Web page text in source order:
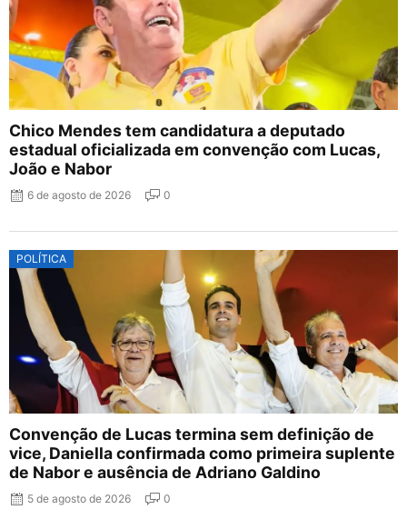
Chico Mendes tem candidatura a deputado
estadual oficializada em convenção com Lucas,
João e Nabor
6 de agosto de 2026 0
POLÍTICA
Convenção de Lucas termina sem definição de
vice, Daniella confirmada como primeira suplente
de Nabor e ausência de Adriano Galdino
5 de agosto de 2026 0